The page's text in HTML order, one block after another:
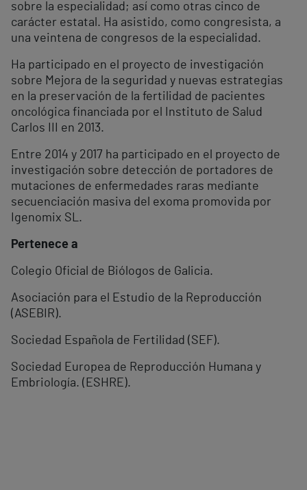
sobre la especialidad; así como otras cinco de
carácter estatal. Ha asistido, como congresista, a
una veintena de congresos de la especialidad.
Ha participado en el proyecto de investigación
sobre Mejora de la seguridad y nuevas estrategias
en la preservación de la fertilidad de pacientes
oncológica financiada por el Instituto de Salud
Carlos III en 2013.
Entre 2014 y 2017 ha participado en el proyecto de
investigación sobre detección de portadores de
mutaciones de enfermedades raras mediante
secuenciación masiva del exoma promovida por
Igenomix SL.
Pertenece a
Colegio Oficial de Biólogos de Galicia.
Asociación para el Estudio de la Reproducción
(ASEBIR).
Sociedad Española de Fertilidad (SEF).
Sociedad Europea de Reproducción Humana y
Embriología. (ESHRE).